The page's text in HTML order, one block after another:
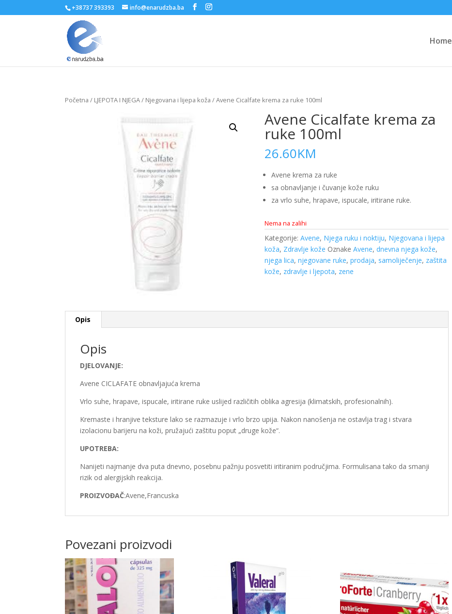
+38737 393393 info@enarudzba.ba
Home
Početna / LJEPOTA I NJEGA/ Njegovana i lijepa koža / Avene Cicalfate krema za ruke 100ml
Avene Cicalfate krema za
ruke 100ml
26.60KM
Avene krema za ruke
sa obnavljanje i čuvanje kože ruku
za vrlo suhe, hrapave, ispucale, iritirane ruke.
Nema na zalihi
Kategorije:Avene, Njega ruku i noktiju, Njegovana i lijepa
koža, Zdravlje kože OznakeAvene,dnevna njega kože,
njega lica,njegovane ruke,prodaja, samoliječenje, zaštita
kože, zdravlje i ljepota, zene
Opis
Opis
DJELOVANJE:
Avene CICLAFATE obnavljajuća krema
Vrlo suhe, hrapave, ispucale, iritirane ruke uslijed različitih oblika agresija (klimatskih, profesionalnih).
Kremaste i hranjive teksture lako se razmazuje i vrlo brzo upija. Nakon nanošenja ne ostavlja trag i stvara
izolacionu barijeru na koži, pružajući zaštitu poput „druge kože“.
UPOTREBA:
Nanijeti najmanje dva puta dnevno, posebnu pažnju posvetiti iritiranim područjima. Formulisana tako da smanji
rizik od alergijskih reakcija.
PROIZVOĐAČ:Avene,Francuska
Povezani proizvodi